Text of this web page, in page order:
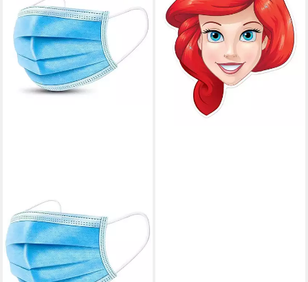
7,99 €
lieferbar - in 2-3 Werktagen bei dir